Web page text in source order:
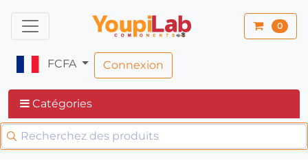
0
FCFA Connexion
Catégories